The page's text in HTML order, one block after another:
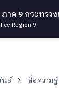
าค 9 กระทรว
Region 9
นธ์
สื่อความ